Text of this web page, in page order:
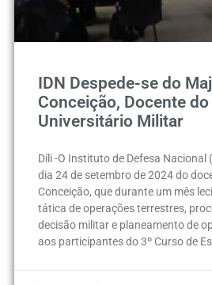
IDN Despede-se do
Conceição, Docente
Universitário Militar
Díli -O Instituto de Defesa Nacional
dia 24 de setembro de 2024 do
Conceição, que durante um mês
tática de operações terrestres,
decisão militar e planeamento de
aos participantes do 3º Curso de